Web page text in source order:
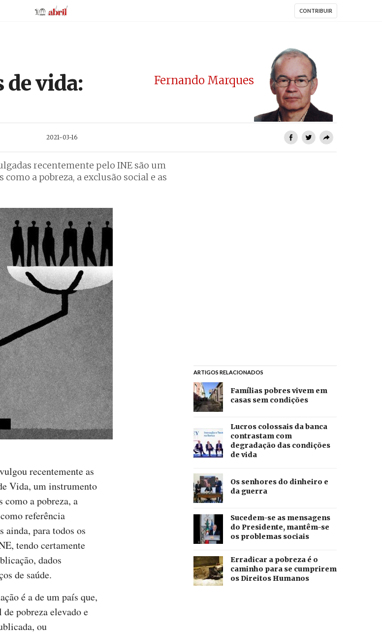
AbrilAbril CONTRIBUIR
de vida:
Fernando Marques
2021-03-16
recentemente pelo INE são um
a pobreza, a exclusão social e as
recentemente as
Vida, um instrumento
como a pobreza, a
referência
ainda, para todos os
tendo certamente
dados
de saúde.
é a de um país que,
pobreza elevado e
ou
ARTIGOS RELACIONADOS
Famílias pobres vivem em
casas sem condições
Lucros colossais da banca
contrastam com
degradação das condições
de vida
Os senhores do dinheiro e
da guerra
Sucedem-se as mensagens
do Presidente, mantêm-se
os problemas sociais
Erradicar a pobreza é o
caminho para se cumprirem
os Direitos Humanos